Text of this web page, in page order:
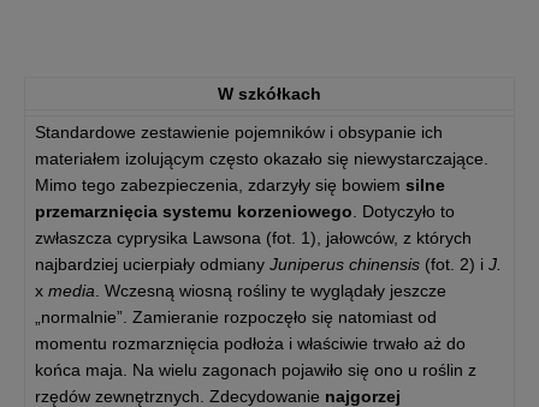
W szkółkach
Standardowe zestawienie pojemników i obsypanie ich
materiałem izolującym często okazało się niewystarczające.
Mimo tego zabezpieczenia, zdarzyły się bowiem silne
przemarznięcia systemu korzeniowego . Dotyczyło to
zwłaszcza cyprysika Lawsona (fot. 1), jałowców, z których
najbardziej ucierpiały odmiany Juniperus chinensis (fot. 2) i J.
x media . Wczesną wiosną rośliny te wyglądały jeszcze
„normalnie”. Zamieranie rozpoczęło się natomiast od
momentu rozmarznięcia podłoża i właściwie trwało aż do
końca maja. Na wielu zagonach pojawiło się ono u roślin z
rzędów zewnętrznych. Zdecydowanie najgorzej